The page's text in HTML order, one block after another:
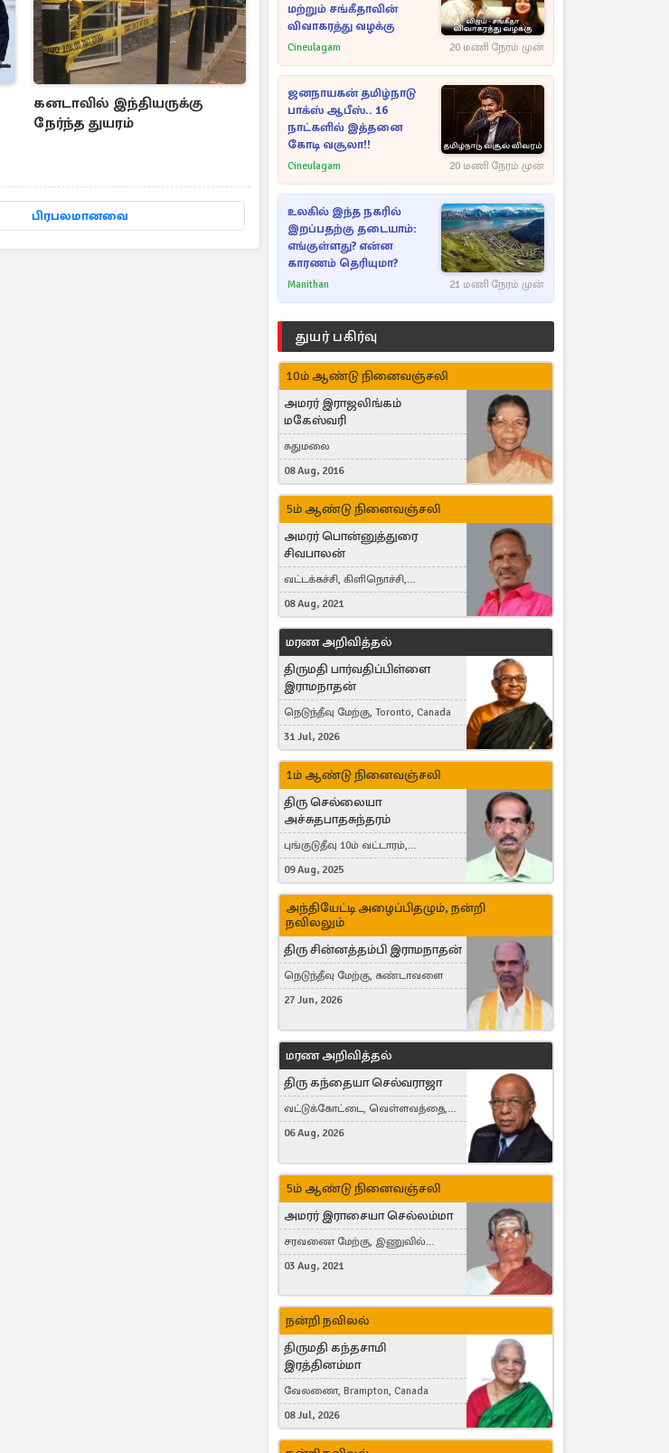
கனடாவில் இந்தியருக்கு
நேர்ந்த துயரம்
பிரபலமானவை
மற்றும் சங்கீதாவின்
விவாகரத்து வழக்கு
Cineulagam 20 மணி நேரம் முன்
ஜனநாயகன் தமிழ்நாடு
பாக்ஸ் ஆபீஸ்.. 16
நாட்களில் இத்தனை
கோடி வசூலா!!
Cineulagam 20 மணி நேரம் முன்
உலகில் இந்த நகரில்
இறப்பதற்கு தடையாம்:
எங்குள்ளது? என்ன
காரணம் தெரியுமா?
Manithan 21 மணி நேரம் முன்
துயர் பகிர்வு
10ம் ஆண்டு நினைவஞ்சலி
அமரர் இராஜலிங்கம்
மகேஸ்வரி
சுதுமலை
08 Aug, 2016
5ம் ஆண்டு நினைவஞ்சலி
அமரர் பொன்னுத்துரை
சிவபாலன்
வட்டக்கச்சி, கிளிநொச்சி,
வட்டக்கச்சி இராமநாதபுரம்
08 Aug, 2021
மரண அறிவித்தல்
திருமதி பார்வதிப்பிள்ளை
இராமநாதன்
நெடுந்தீவு மேற்கு, Toronto, Canada
31 Jul, 2026
1ம் ஆண்டு நினைவஞ்சலி
திரு செல்லையா
அச்சுதபாதசுந்தரம்
புங்குடுதீவு 10ம் வட்டாரம்,
கொள்ளுப்பிட்டி
09 Aug, 2025
அந்தியேட்டி அழைப்பிதழும், நன்றி
நவிலலும்
திரு சின்னத்தம்பி இராமநாதன்
நெடுந்தீவு மேற்கு, கண்டாவளை
27 Jun, 2026
மரண அறிவித்தல்
திரு கந்தையா செல்வராஜா
வட்டுக்கோட்டை, வெள்ளவத்தை,
Toronto, Canada
06 Aug, 2026
5ம் ஆண்டு நினைவஞ்சலி
அமரர் இராசையா செல்லம்மா
சரவணை மேற்கு, இணுவில்
கிழக்கு
03 Aug, 2021
நன்றி நவிலல்
திருமதி கந்தசாமி
இரத்தினம்மா
வேலணை, Brampton, Canada
08 Jul, 2026